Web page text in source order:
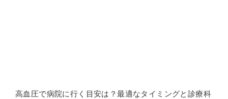
高血圧で病院に行く目安は？最適なタイミングと診療科